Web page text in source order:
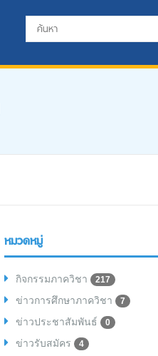
หมวดหมู่
กิจกรรมภาควิชา 217
ข่าวการศึกษาภาควิชา 7
ข่าวประชาสัมพันธ์ 0
ข่าวรับสมัคร 4